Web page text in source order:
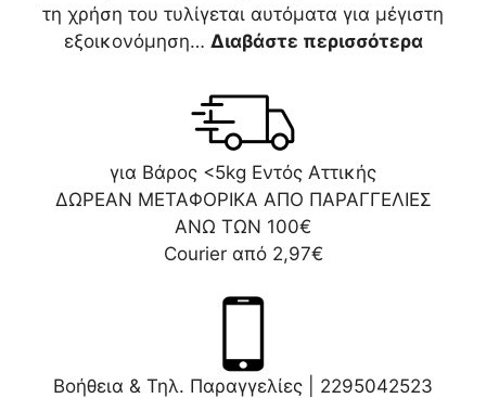
τη χρήση του τυλίγεται αυτόματα για μέγιστη
εξοικονόμηση… Διαβάστε περισσότερα
για Βάρος <5kg Εντός Αττικής
ΔΩΡΕΑΝ ΜΕΤΑΦΟΡΙΚΑ ΑΠΟ ΠΑΡΑΓΓΕΛΙΕΣ
ΑΝΩ ΤΩΝ 100€
Courier από 2,97€
Βοήθεια & Τηλ. Παραγγελίες | 2295042523